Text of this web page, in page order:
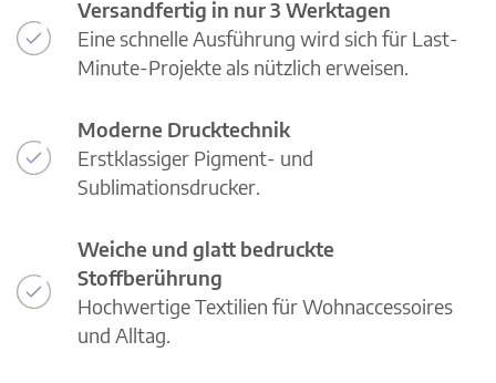
Versandfertig in nur 3 Werktagen
Eine schnelle Ausführung wird sich für Last-
Minute-Projekte als nützlich erweisen.
Moderne Drucktechnik
Erstklassiger Pigment- und
Sublimationsdrucker.
Weiche und glatt bedruckte
Stoffberührung
Hochwertige Textilien für Wohnaccessoires
und Alltag.